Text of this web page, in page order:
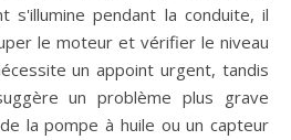
s'illumine pendant la conduite, il
le moteur et vérifier le niveau
un appoint urgent, tandis
un problème plus grave
la pompe à huile ou un capteur